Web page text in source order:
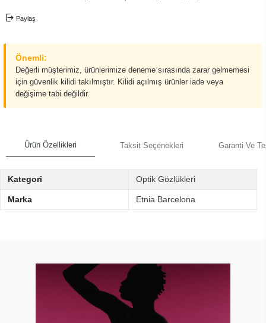
Paylaş
Önemli:
Değerli müşterimiz, ürünlerimize deneme sırasında zarar gelmemesi
için güvenlik kilidi takılmıştır. Kilidi açılmış ürünler iade veya
değişime tabi değildir.
Ürün Özellikleri Taksit Seçenekleri Garanti Ve
Kategori Optik Gözlükleri
Marka Etnia Barcelona